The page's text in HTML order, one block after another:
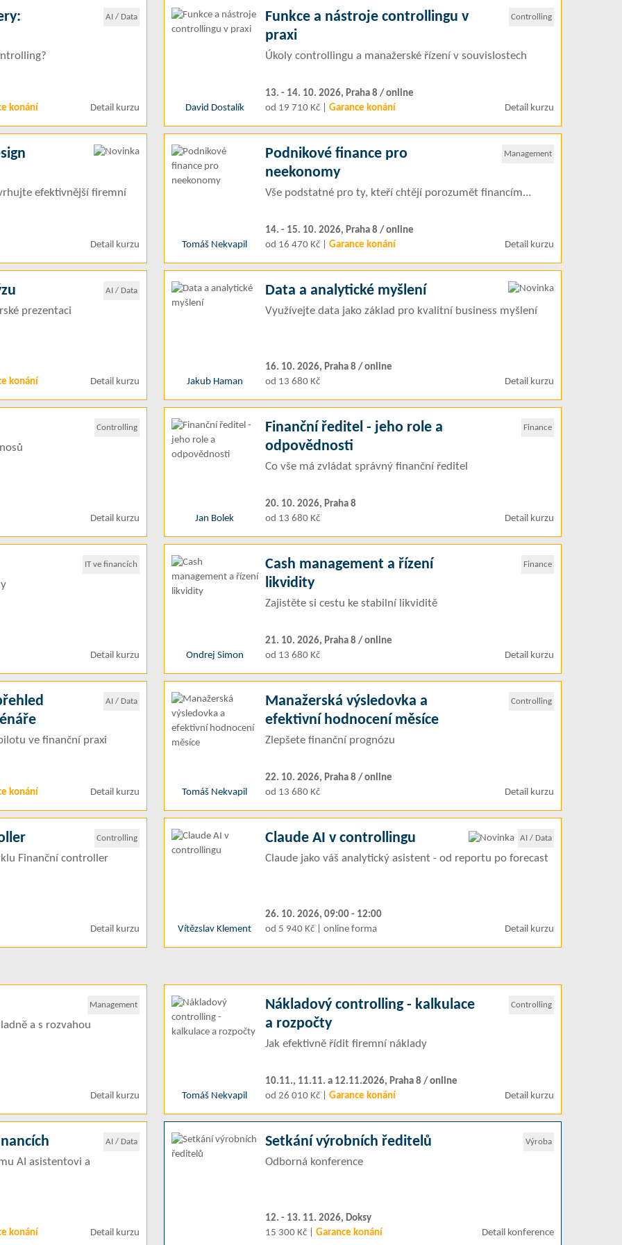
konání
AI / Data
Detail kurzu David Dostalík
Funkce a nástroje controllingu v
praxi
Úkoly controllingu a manažerské řízení v souvislostech
13. - 14. 10. 2026, Praha 8 / online
od 19 710 Kč | Garance konání
Controlling
Detail kurzu
efektivnější firemní
Detail kurzu Tomáš Nekvapil
Podnikové finance pro
neekonomy
Vše podstatné pro ty, kteří chtějí porozumět financím...
14. - 15. 10. 2026, Praha 8 / online
od 16 470 Kč | Garance konání
Management
Detail kurzu
prezentaci
konání
AI / Data
Detail kurzu Jakub Haman
Data a analytické myšlení
Využívejte data jako základ pro kvalitní business myšlení
16. 10. 2026, Praha 8 / online
od 13 680 Kč
Detail kurzu
Controlling
Detail kurzu Jan Bolek
Finanční ředitel - jeho role a
odpovědnosti
Co vše má zvládat správný finanční ředitel
20. 10. 2026, Praha 8
od 13 680 Kč
Finance
Detail kurzu
IT ve financích
Detail kurzu Ondrej Simon
Cash management a řízení
likvidity
Zajistěte si cestu ke stabilní likviditě
21. 10. 2026, Praha 8 / online
od 13 680 Kč
Finance
Detail kurzu
ve finanční praxi
konání
AI / Data
Detail kurzu Tomáš Nekvapil
Manažerská výsledovka a
efektivní hodnocení měsíce
Zlepšete finanční prognózu
22. 10. 2026, Praha 8 / online
od 13 680 Kč
Controlling
Detail kurzu
Finanční controller
Controlling
Detail kurzu Vítězslav Klement
Claude AI v controllingu
Claude jako váš analytický asistent - od reportu po forecast
26. 10. 2026, 09:00 - 12:00
od 5 940 Kč | online forma
AI / Data
Detail kurzu
a s rozvahou
Management
Detail kurzu Tomáš Nekvapil
Nákladový controlling - kalkulace
a rozpočty
Jak efektivně řídit firemní náklady
10.11., 11.11. a 12.11.2026, Praha 8 / online
od 26 010 Kč | Garance konání
Controlling
Detail kurzu
AI asistentovi a
konání
AI / Data
Detail kurzu
Setkání výrobních ředitelů
Odborná konference
12. - 13. 11. 2026, Doksy
15 300 Kč | Garance konání
Výroba
Detail konference